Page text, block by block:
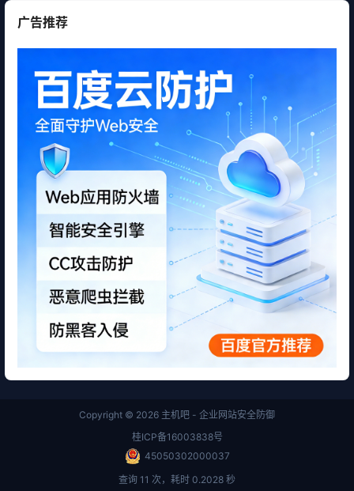
广告推荐
Copyright © 2026 主机吧 - 企业网站安全防御
桂ICP备16003838号
45050302000037
查询 11 次，耗时 0.2028 秒